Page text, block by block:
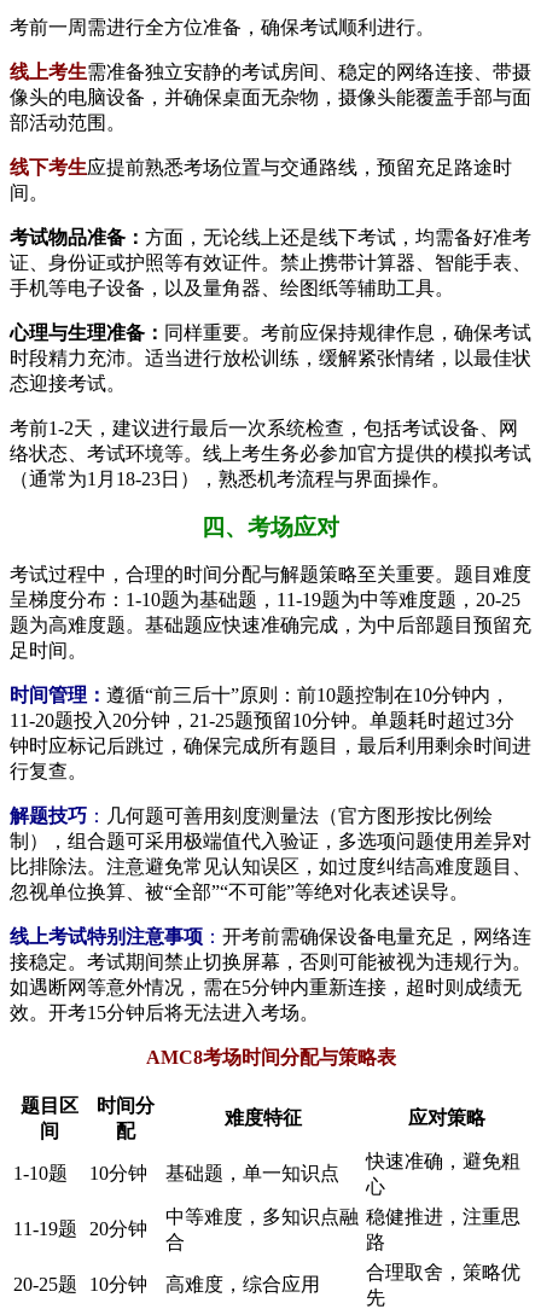
考前一周需进行全方位准备，确保考试顺利进行。
线上考生需准备独立安静的考试房间、稳定的网络连接、带摄
像头的电脑设备，并确保桌面无杂物，摄像头能覆盖手部与面
部活动范围。
线下考生应提前熟悉考场位置与交通路线，预留充足路途时
间。
考试物品准备： 方面，无论线上还是线下考试，均需备好准考
证、身份证或护照等有效证件。禁止携带计算器、智能手表、
手机等电子设备，以及量角器、绘图纸等辅助工具。
心理与生理准备： 同样重要。考前应保持规律作息，确保考试
时段精力充沛。适当进行放松训练，缓解紧张情绪，以最佳状
态迎接考试。
考前1-2天，建议进行最后一次系统检查，包括考试设备、网
络状态、考试环境等。线上考生务必参加官方提供的模拟考试
（通常为1月18-23日），熟悉机考流程与界面操作。
四、考场应对
考试过程中，合理的时间分配与解题策略至关重要。题目难度
呈梯度分布：1-10题为基础题，11-19题为中等难度题，20-25
题为高难度题。基础题应快速准确完成，为中后部题目预留充
足时间。
时间管理： 遵循“前三后十”原则：前10题控制在10分钟内，
11-20题投入20分钟，21-25题预留10分钟。单题耗时超过3分
钟时应标记后跳过，确保完成所有题目，最后利用剩余时间进
行复查。
解题技巧 ： 几何题可善用刻度测量法（官方图形按比例绘
制），组合题可采用极端值代入验证，多选项问题使用差异对
比排除法。注意避免常见认知误区，如过度纠结高难度题目、
忽视单位换算、被“全部”“不可能”等绝对化表述误导。
线上考试特别注意事项 ： 开考前需确保设备电量充足，网络连
接稳定。考试期间禁止切换屏幕，否则可能被视为违规行为。
如遇断网等意外情况，需在5分钟内重新连接，超时则成绩无
效。开考15分钟后将无法进入考场。
AMC8考场时间分配与策略表
题目区
间
时间分
配
难度特征 应对策略
1-10题 10分钟 基础题，单一知识点
快速准确，避免粗
心
11-19题 20分钟
中等难度，多知识点融
合
稳健推进，注重思
路
20-25题 10分钟 高难度，综合应用
合理取舍，策略优
先